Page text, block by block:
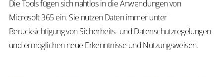
Die Tools fügen sich nahtlos in die Anwendungen von
Microsoft 365 ein. Sie nutzen Daten immer unter
Berücksichtigung von Sicherheits- und Datenschutzregelungen
und ermöglichen neue Erkenntnisse und Nutzungsweisen.